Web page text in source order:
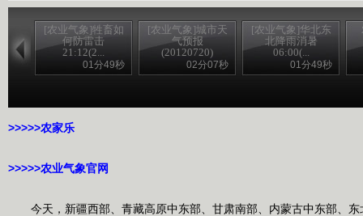
[农业气象]牲畜如
何防雷击
21:12(2...
01分49秒
[农业气象]城市天
气预报
(20120720)
02分07秒
[农业气象]华北东
北降雨消暑
06:00(...
01分49秒
>>>>>农家乐
>>>>>农业气象官网
今天，新疆西部、青藏高原中东部、甘肃南部、内蒙古中东部、东